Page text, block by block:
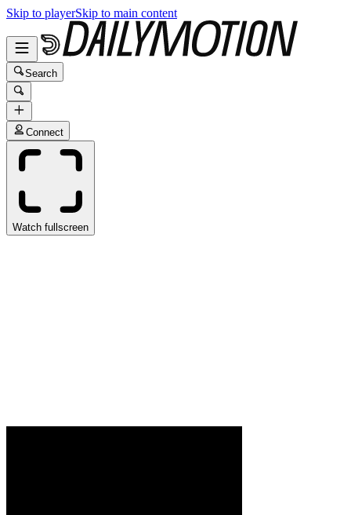
Skip to playerSkip to main content
Search
Connect
Watch fullscreen